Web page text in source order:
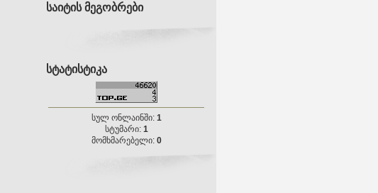
საიტის მეგობრები
სტატისტიკა
სულ ონლაინში: 1
სტუმარი: 1
მომხმარებელი: 0